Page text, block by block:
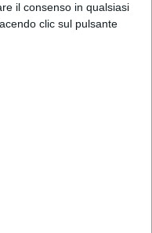
il consenso in qualsiasi
clic sul pulsante
della delibera
prendeva accordi
degli oneri aggiuntivi